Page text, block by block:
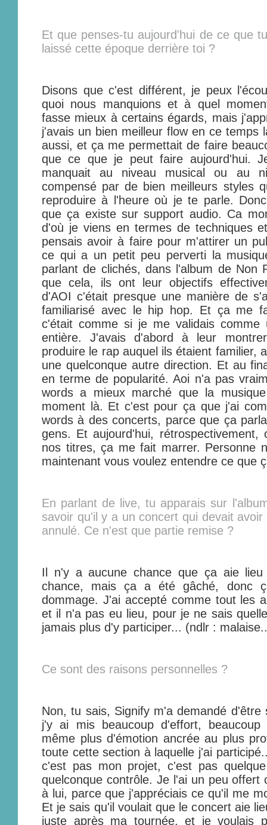
Et que penses-tu aujourd'hui de ce que
laissé cette époque derrière toi ?
Disons que c'est différent, je peux
quoi nous manquions et à quel
fasse mieux à certains égards, mais
j'avais un bien meilleur flow en ce temps
aussi, et ça me permettait de faire
que ce que je peut faire aujourd'hui.
manquait au niveau musical ou au
compensé par de bien meilleurs styles
reproduire à l'heure où je te parle.
que ça existe sur support audio. Ca
d'où je viens en termes de techniques
pensais avoir à faire pour m'attirer un
ce qui a un petit peu perverti la
parlant de clichés, dans l'album de Non
que cela, ils ont leur objectifs
d'AOI c'était presque une manière de
familiarisé avec le hip hop. Et ça me
c'était comme si je me validais
entière. J'avais d'abord à leur
produire le rap auquel ils étaient familier,
une quelconque autre direction. Et au
en terme de popularité. Aoi n'a pas
words a mieux marché que la
moment là. Et c'est pour ça que j'ai
words à des concerts, parce que ça
gens. Et aujourd'hui,
nos titres, ça me fait marrer. Personne
maintenant vous voulez entendre ce que
En parlant de live, tu apparais sur
savoir qu'il y a un concert qui devait
annulé. Ce n'est que partie remise ?
Il n'y a aucune chance que ça aie
chance, mais ça a été gâché, donc
dommage. J'ai accepté comme tout les
et il n'a pas eu lieu, pour je ne sais
jamais plus d'y participer... (ndlr :
Ce sont des raisons personnelles ?
Non, tu sais, Signify m'a demandé
j'y ai mis beaucoup d'effort, beaucoup
même plus d'émotion ancrée au plus
toute cette section à laquelle j'ai
c'est pas mon projet, c'est pas
quelconque contrôle. Je l'ai un peu offert
à lui, parce que j'appréciais ce qu'il me
Et je sais qu'il voulait que le concert aie
juste après ma tournée, et je voulais